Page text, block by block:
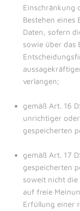
Einschränkung
Bestehen eines
Daten, sofern
sowie über das
verlangen;
gemäß Art. 16
unrichtiger
gespeicherten
gemäß Art. 17
gespeicherten
soweit nicht die
auf freie
Erfüllung einer